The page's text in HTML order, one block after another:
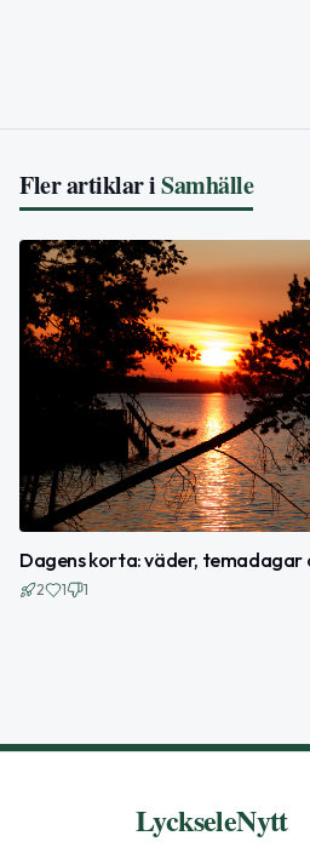
Fler artiklar iSamhälle
Dagens korta: väder, temadagar
2 1 1
LyckseleNytt